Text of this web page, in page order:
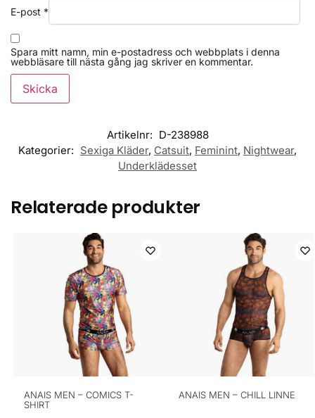
E-post *
Spara mitt namn, min e-postadress och webbplats i denna
webbläsare till nästa gång jag skriver en kommentar.
Artikelnr: D-238988
Kategorier: Sexiga Kläder, Catsuit, Feminint, Nightwear,
Underklädesset
Relaterade produkter
ANAIS MEN – COMICS T-
SHIRT
ANAIS MEN – CHILL LINNE